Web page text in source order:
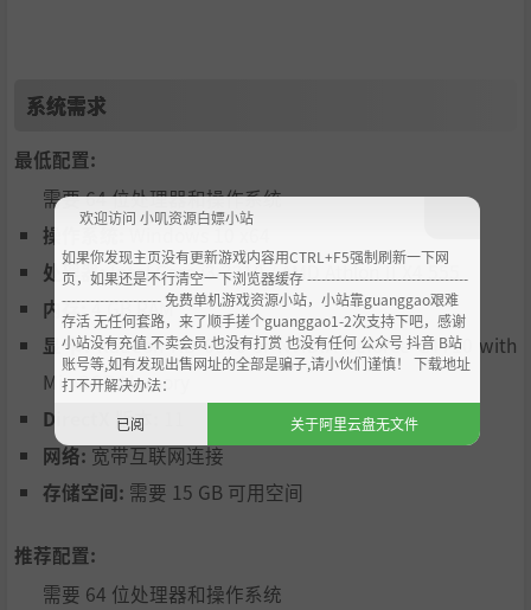
系统需求
最低配置:
需要 64 位处理器和操作系统
操作系统:
处理器:Intel Core i3-3210 / AMD Athlon II X4 555
内存:4 GB RAM
显卡:Radeon HD 6670 or NVIDIA Geforce GT710 with
Min 2GB Memory
DirectX 版本:
网络: 宽带互联网连接
存储空间: 需要 15 GB 可用空间
推荐配置:
需要 64 位处理器和操作系统
欢迎访问 小叽资源白嫖小站
如果你发现主页没有更新游戏内容用CTRL+F5强制刷新一下网
页，如果还是不行清空一下浏览器缓存 ----------------------------------
--------------------- 免费单机游戏资源小站，小站靠guanggao艰难
存活 无任何套路，来了顺手搓个guanggao1-2次支持下吧，感谢
小站没有充值.不卖会员.也没有打赏 也没有任何 公众号 抖音 B站
账号等,如有发现出售网址的全部是骗子,请小伙们谨慎！ 下载地址
打不开解决办法：
已阅
关于阿里云盘无文件